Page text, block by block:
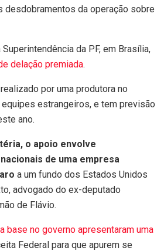
desdobramentos da operação sobre
da PF, em Brasília,
delação premiada.
por uma produtora no
estrangeiros, e tem previsão
ano.
o apoio envolve
de uma empresa
a um fundo dos Estados Unidos
advogado do ex-deputado
de Flávio.
base no governo apresentaram uma
Federal para que apurem se